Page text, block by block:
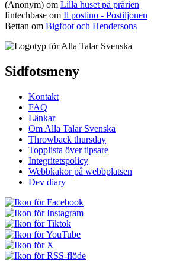
(Anonym) om Lilla huset på prärien
fintechbase om Il postino - Postiljonen
Bettan om Bigfoot och Hendersons
Sidfotsmeny
Kontakt
FAQ
Länkar
Om Alla Talar Svenska
Throwback thursday
Topplista över tipsare
Integritetspolicy
Webbkakor på webbplatsen
Dev diary